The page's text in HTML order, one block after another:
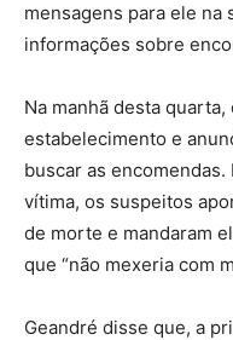
mensagens para ele na
informações sobre
Na manhã desta
estabelecimento e
buscar as
vítima, os suspeitos
de morte e mandaram
que “não mexeria com
Geandré disse que, a